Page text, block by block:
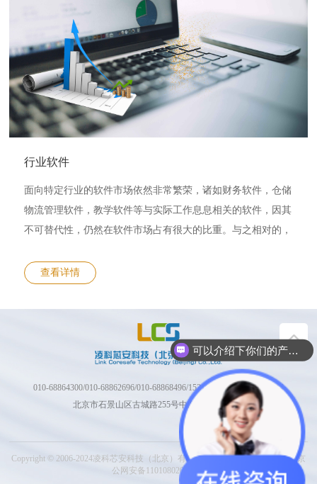
软件的复制，从而保护了正版开发者的利益，让整个软件行业
形成良性竞争。 开发者只需对软件进行较小规模的改动就可
以将安全保护方案和LKT系列加密锁应用到软件中，如开发中
遇到问题，还可联系凌科芯安技术支持人员协助定位分析。
行业软件
面向特定行业的软件市场依然非常繁荣，诸如财务软件，仓储
物流管理软件，教学软件等与实际工作息息相关的软件，因其
不可替代性，仍然在软件市场占有很大的比重。与之相对的，
科芯安凭借在安全领域的经验，能够为众多行业的软件提供成
和设备，为软件版本和关键数据提供硬件安全防护，保证正版
开发者的权益，保护应用方的商业秘密与数据安全。
查看详情
010-68864300/010-68862696/010-68868496/15210754250/13701021614
北京市石景山区古城路255号中海大厦B座13层
Copyright © 2006-2024凌科芯安科技（北京）有限公司 京ICP备：09063359号 京
公网安备11010802008737
可以介绍下你们的产品么？